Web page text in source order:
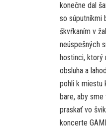
konečne dal
so súputníkmi
škvŕkaním v
neúspešných
hostinci, ktorý
obsluha a
pohli k miestu
bare, aby
praskať vo
koncerte